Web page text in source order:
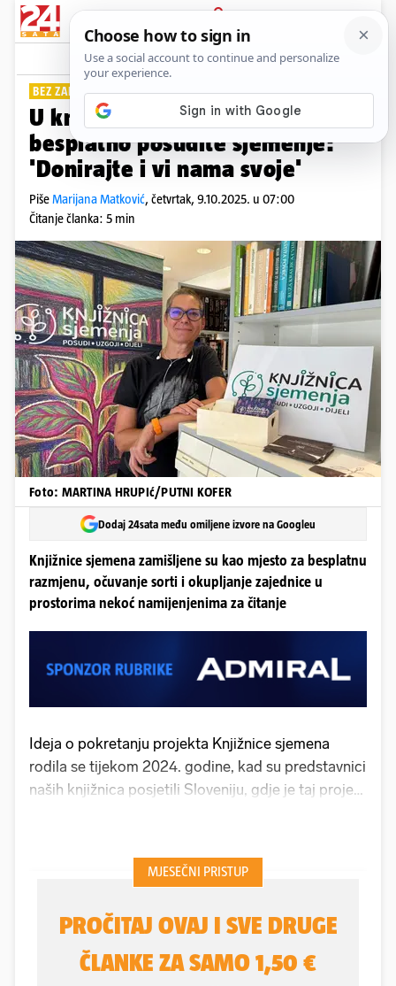
PRIJAVA
Lifestyle Komentari
BEZ ZAKASNINE! PLUS+
U knjižnicama u Zagrebu i Rijeci
besplatno posudite sjemenje:
'Donirajte i vi nama svoje'
PišeMarijana Matković, četvrtak, 9.10.2025. u 07:00
Čitanje članka: 5 min
Foto: MARTINA HRUPIć/PUTNI KOFER
Dodaj 24sata među omiljene izvore na Googleu
Knjižnice sjemena zamišljene su kao mjesto za besplatnu
razmjenu, očuvanje sorti i okupljanje zajednice u
prostorima nekoć namijenjenima za čitanje
Ideja o pokretanju projekta Knjižnice sjemena
rodila se tijekom 2024. godine, kad su predstavnici
naših knjižnica posjetili Sloveniju, gdje je taj projekt
malo vremena da se stvari pripreme i sjeme ideje
koje je tad posijano u našoj je knjižnici niknulo u
učinili kolege u Rijeci. No sad već imamo vrlo
čvrstu biljčicu, za koju vjerujem da ubuduće može
samo rasti, na našu veliku radost, a vjerujem i na